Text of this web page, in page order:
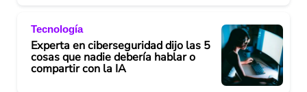
Tecnología
Experta en ciberseguridad dijo las 5
cosas que nadie debería hablar o
compartir con la IA